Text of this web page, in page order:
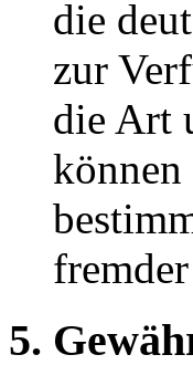
die
zur
die Art
können
5.